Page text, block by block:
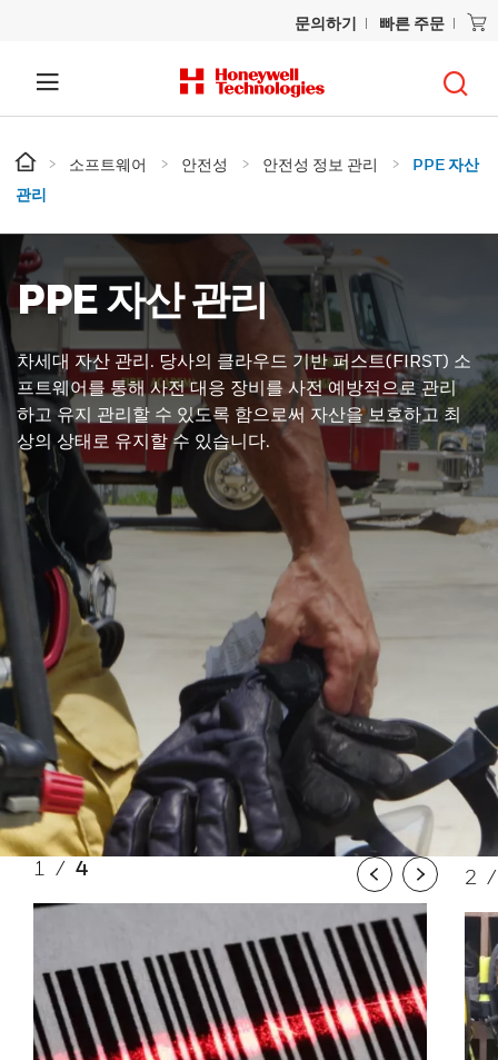
문의하기 빠른 주문
소프트웨어 안전성 안전성 정보 관리
PPE 자산
관리
PPE 자산 관리
차세대 자산 관리. 당사의 클라우드 기반 퍼스트(FIRST) 소
프트웨어를 통해 사전 대응 장비를 사전 예방적으로 관리
하고 유지 관리할 수 있도록 함으로써 자산을 보호하고 최
상의 상태로 유지할 수 있습니다.
1 / 4 2
Previous
Next